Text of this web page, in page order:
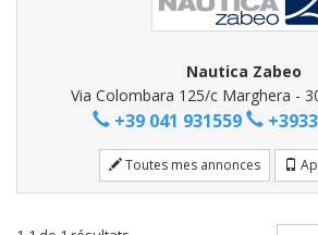
Nautica Zabeo
Via Colombara 125/c Marghera -
+39 041 931559
Toutes mes annonces